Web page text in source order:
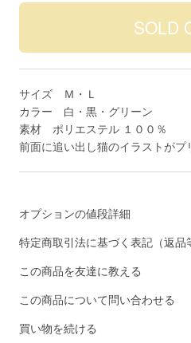
サイズ Ｍ・Ｌ
カラー 白・黒・グリーン
素材 ポリエステル １００％
前面に追い出し猫のイラストがプ
オプションの値段詳細
特定商取引法に基づく表記（返品
この商品を友達に教える
この商品について問い合わせる
買い物を続ける